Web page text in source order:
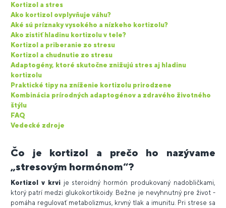
Kortizol a stres
Ako kortizol ovplyvňuje váhu?
Aké sú príznaky vysokého a nízkeho kortizolu?
Ako zistiť hladinu kortizolu v tele?
Kortizol a priberanie zo stresu
Kortizol a chudnutie zo stresu
Adaptogény, ktoré skutočne znižujú stres aj hladinu
kortizolu
Praktické tipy na zníženie kortizolu prirodzene
Kombinácia prírodných adaptogénov a zdravého životného
štýlu
FAQ
Vedecké zdroje
Čo je kortizol a prečo ho nazývame
„stresovým hormónom“?
Kortizol v krvije steroidný hormón produkovaný nadobličkami,
ktorý patrí medzi glukokortikoidy. Bežne je nevyhnutný pre život -
pomáha regulovať metabolizmus, krvný tlak a imunitu. Pri strese sa